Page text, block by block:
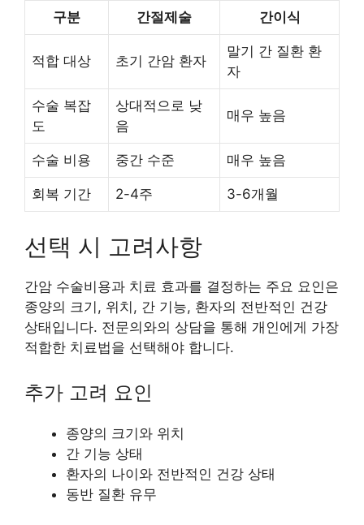
구분 간절제술 간이식
적합 대상 초기 간암 환자
말기 간 질환 환
자
수술 복잡
도
상대적으로 낮
음
매우 높음
수술 비용 중간 수준 매우 높음
회복 기간 2-4주 3-6개월
선택 시 고려사항
간암 수술비용과 치료 효과를 결정하는 주요 요인은
종양의 크기, 위치, 간 기능, 환자의 전반적인 건강
상태입니다. 전문의와의 상담을 통해 개인에게 가장
적합한 치료법을 선택해야 합니다.
추가 고려 요인
종양의 크기와 위치
간 기능 상태
환자의 나이와 전반적인 건강 상태
동반 질환 유무